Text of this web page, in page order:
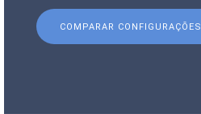
COMPARAR CONFIGURAÇÕES